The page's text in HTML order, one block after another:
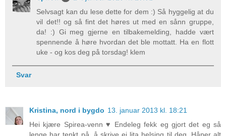
Selvsagt kan du lese dette for dem :) Så hyggelig at du
vil det!! og så fint det høres ut med en sånn gruppe,
da! :) Gi meg gjerne en tilbakemelding, hadde vært
spennende å høre hvordan det ble mottatt. Ha en flott
uke - og kos deg på torsdag! klem
Svar
Kristina, nord i bygdo 13. januar 2013 kl. 18:21
Hei kjære Spirea-venn ♥ Endeleg fekk eg gjort det eg så